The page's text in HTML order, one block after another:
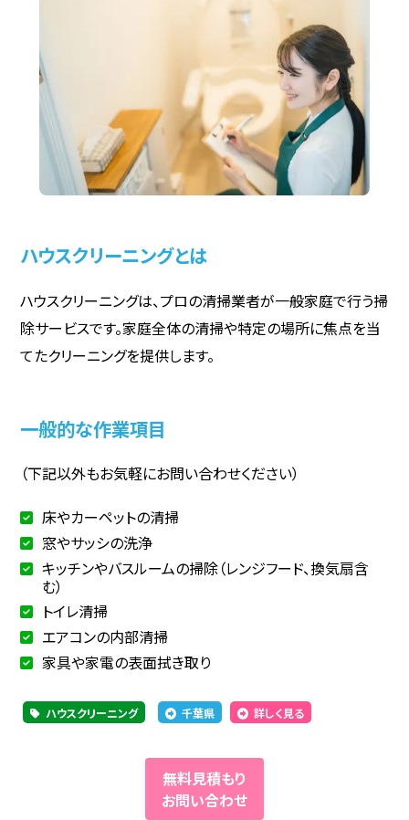
ハウスクリーニングとは
ハウスクリーニングは、プロの清掃業者が一般家庭で行う掃
除サービスです。家庭全体の清掃や特定の場所に焦点を当
てたクリーニングを提供します。
一般的な作業項目
（下記以外もお気軽にお問い合わせください）
床やカーペットの清掃
窓やサッシの洗浄
キッチンやバスルームの掃除（レンジフード、換気扇含
む）
トイレ清掃
エアコンの内部清掃
家具や家電の表面拭き取り
ハウスクリーニング 千葉県 詳しく見る
無料見積もり
お問い合わせ